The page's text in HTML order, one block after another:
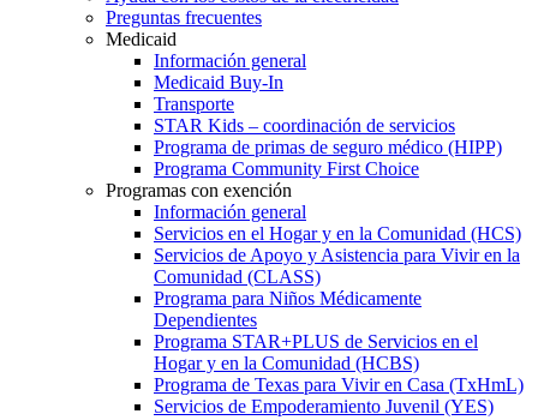
Preguntas frecuentes
Medicaid
Información general
Medicaid Buy-In
Transporte
STAR Kids – coordinación de servicios
Programa de primas de seguro médico (HIPP)
Programa Community First Choice
Programas con exención
Información general
Servicios en el Hogar y en la Comunidad (HCS)
Servicios de Apoyo y Asistencia para Vivir en la
Comunidad (CLASS)
Programa para Niños Médicamente
Dependientes
Programa STAR+PLUS de Servicios en el
Hogar y en la Comunidad (HCBS)
Programa de Texas para Vivir en Casa (TxHmL)
Servicios de Empoderamiento Juvenil (YES)